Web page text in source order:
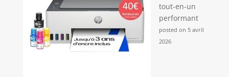
tout-en-un
performant
posted on 5 avril
2026